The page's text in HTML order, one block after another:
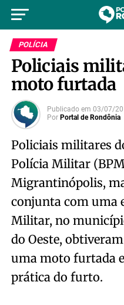
POLÍCIA
Policiais
moto furtada
Publicado em 03/07/
Por Portal de Rondônia
Policiais militares
Polícia Militar
Migrantinópolis,
conjunta com uma
Militar, no
do Oeste,
uma moto furtada
prática do furto.